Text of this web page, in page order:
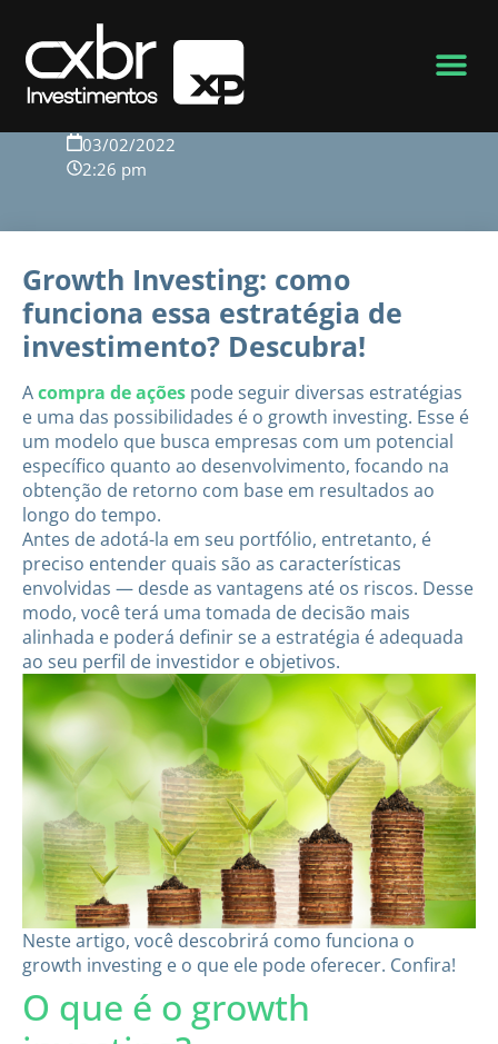
Voltar para o blog
03/02/2022
2:26 pm
Growth Investing: como
funciona essa estratégia de
investimento? Descubra!
Acompra de ações pode seguir diversas estratégias
e uma das possibilidades é o growth investing. Esse é
um modelo que busca empresas com um potencial
específico quanto ao desenvolvimento, focando na
obtenção de retorno com base em resultados ao
longo do tempo.
Antes de adotá-la em seu portfólio, entretanto, é
preciso entender quais são as características
envolvidas — desde as vantagens até os riscos. Desse
modo, você terá uma tomada de decisão mais
alinhada e poderá definir se a estratégia é adequada
ao seu perfil de investidor e objetivos.
Neste artigo, você descobrirá como funciona o
growth investing e o que ele pode oferecer. Confira!
O que é o growth